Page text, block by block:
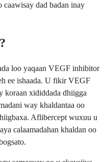
caawisay dad badan inay
loo yaqaan VEGF inhibitor
ee ishaada. U fikir VEGF
koraan xididdada dhiigga
way khaldantaa oo
Aflibercept wuxuu u
calaamadahan khaldan oo